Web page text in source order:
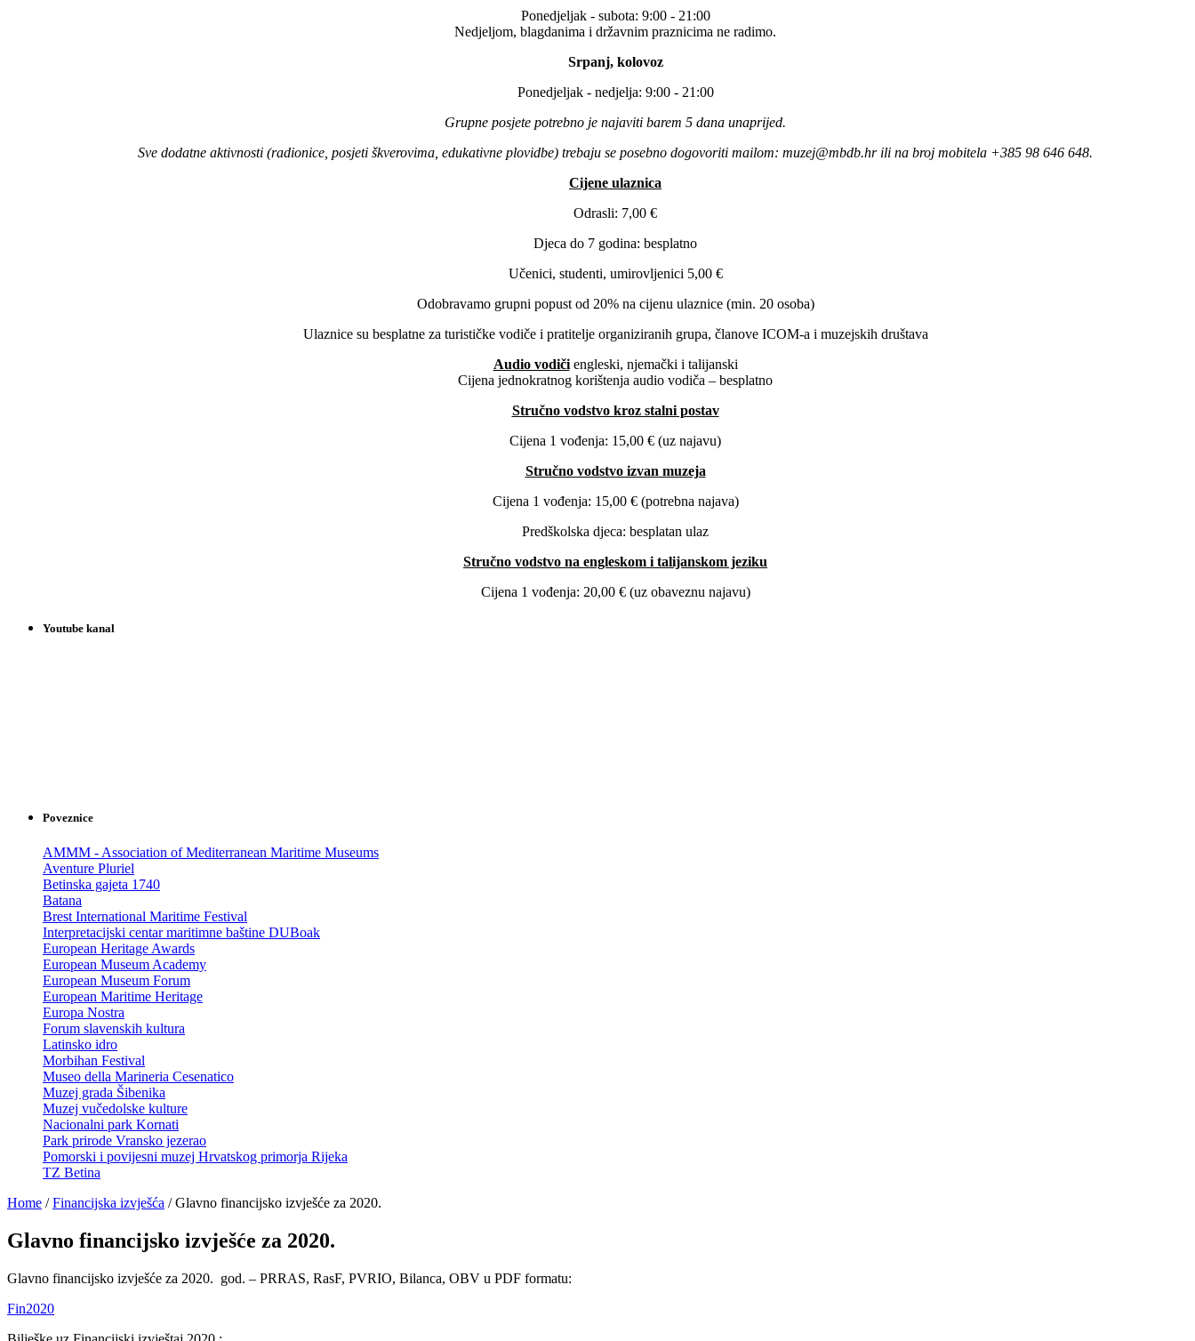
Ponedjeljak - subota: 9:00 - 21:00
Nedjeljom, blagdanima i državnim praznicima ne radimo.
Srpanj, kolovoz
Ponedjeljak - nedjelja: 9:00 - 21:00
Grupne posjete potrebno je najaviti barem 5 dana unaprijed.
Sve dodatne aktivnosti (radionice, posjeti škverovima, edukativne plovidbe) trebaju se posebno dogovoriti mailom: muzej@mbdb.hr ili na broj mobitela +385 98 646 648.
Cijene ulaznica
Odrasli: 7,00 €
Djeca do 7 godina: besplatno
Učenici, studenti, umirovljenici 5,00 €
Odobravamo grupni popust od 20% na cijenu ulaznice (min. 20 osoba)
Ulaznice su besplatne za turističke vodiče i pratitelje organiziranih grupa, članove ICOM-a i muzejskih društava
Audio vodičiengleski, njemački i talijanski
Cijena jednokratnog korištenja audio vodiča – besplatno
Stručno vodstvo kroz stalni postav
Cijena 1 vođenja: 15,00 € (uz najavu)
Stručno vodstvo izvan muzeja
Cijena 1 vođenja: 15,00 € (potrebna najava)
Predškolska djeca: besplatan ulaz
Stručno vodstvo na engleskom i talijanskom jeziku
Cijena 1 vođenja: 20,00 € (uz obaveznu najavu)
Youtube kanal
Poveznice
AMMM - Association of Mediterranean Maritime Museums
Aventure Pluriel
Betinska gajeta 1740
Batana
Brest International Maritime Festival
Interpretacijski centar maritimne baštine DUBoak
European Heritage Awards
European Museum Academy
European Museum Forum
European Maritime Heritage
Europa Nostra
Forum slavenskih kultura
Latinsko idro
Morbihan Festival
Museo della Marineria Cesenatico
Muzej grada Šibenika
Muzej vučedolske kulture
Nacionalni park Kornati
Park prirode Vransko jezerao
Pomorski i povijesni muzej Hrvatskog primorja Rijeka
TZ Betina
Home /Financijska izvješća /Glavno financijsko izvješće za 2020.
Glavno financijsko izvješće za 2020.
Glavno financijsko izvješće za 2020. god. – PRRAS, RasF, PVRIO, Bilanca, OBV u PDF formatu:
Fin2020